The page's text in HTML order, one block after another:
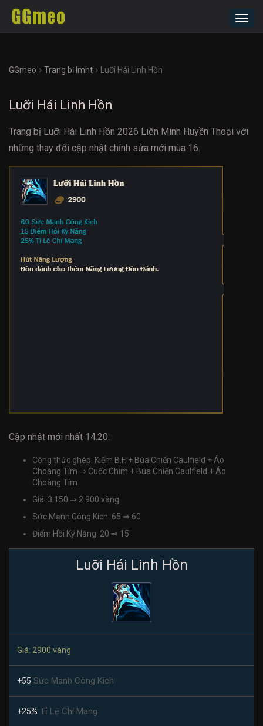
GGmeo › Trang bị lmht › Luỡi Hái Linh Hồn
Luỡi Hái Linh Hồn
Trang bị Luỡi Hái Linh Hồn 2026 Liên Minh Huyền Thoại với
những thay đổi cập nhật chỉnh sửa mới mùa 16.
Cập nhật mới nhất 14.20:
Công thức ghép: Kiếm B.F. + Búa Chiến Caulfield + Áo
Choàng Tím ⇒ Cuốc Chim + Búa Chiến Caulfield + Áo
Choàng Tím
Giá: 3.150 ⇒ 2.900 vàng
Sức Mạnh Công Kích: 65 ⇒ 60
Điểm Hồi Kỹ Năng: 20 ⇒ 15
Luỡi Hái Linh Hồn
Giá: 2900 vàng
+55 Sức Mạnh Công Kích
+25% Tỉ Lệ Chí Mạng